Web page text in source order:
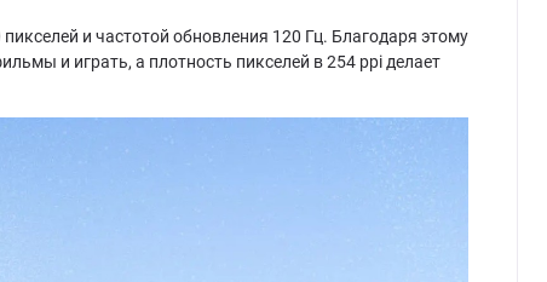
и частотой обновления 120 Гц. Благодаря этому
и играть, а плотность пикселей в 254 ppi делает